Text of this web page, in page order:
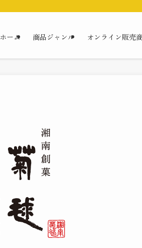
ホーム 商品ジャンル オンライン販売